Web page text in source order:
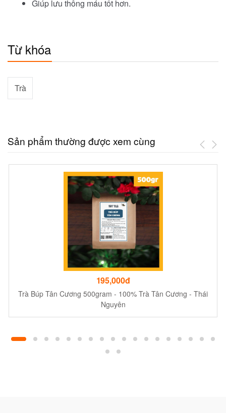
Giúp lưu thông máu tốt hơn.
Từ khóa
Trà
Sản phẩm thường được xem cùng
195,000đ
Trà Búp Tân Cương 500gram - 100% Trà Tân Cương - Thái
Nguyên